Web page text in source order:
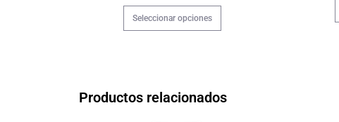
Seleccionar opciones
Productos relacionados